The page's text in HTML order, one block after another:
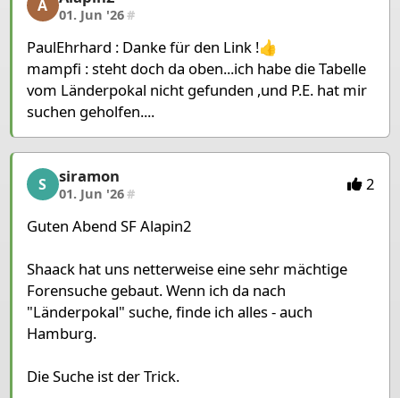
A 01. Jun '26#
PaulEhrhard : Danke für den Link !👍
mampfi : steht doch da oben...ich habe die Tabelle
vom Länderpokal nicht gefunden ,und P.E. hat mir
suchen geholfen....
siramon, 5/5, 01. Jun '26
S siramon
01. Jun '26# 2
Guten Abend SF Alapin2
Shaack hat uns netterweise eine sehr mächtige
Forensuche gebaut. Wenn ich da nach
"Länderpokal" suche, finde ich alles - auch
Hamburg.
Die Suche ist der Trick.